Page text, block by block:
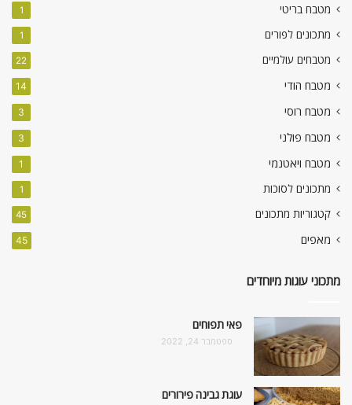
מטבח בריטי 1
מתכונים לפורים 1
מטבחים עולמיים 22
מטבח הודי 14
מטבח רוסי 3
מטבח פולני 3
מטבח ויאטנמי 1
מתכונים לסוכות 1
קטגוריות מתכונים 45
מאפים 45
מתכוני עוגות מיוחדים
פאי תפוחים
ספטמבר 24, 2022
עוגת גבינה פירורים